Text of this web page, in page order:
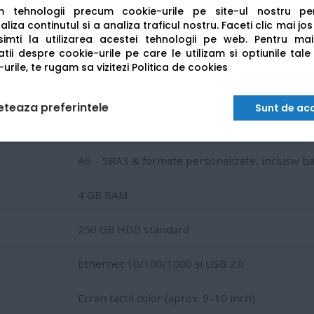
tehnologii precum cookie-urile pe site-ul nostru
continutul si a analiza traficul nostru. Faceti clic mai
la utilizarea acestei tehnologii pe web. Pentru
despre cookie-urile pe care le utilizam si optiunile tale
te rugam sa vizitezi Politica de cookies
preferintele Sunt de
1,200 × 1,200 dpi
Imprimare, copiere, scanare
Scanare duplex până la 160 ipm; scanare
Standard 1.150 coli; extensibilă până la 6.650
A6 – SRA3 & formate personalizate, inclusiv
4 GB RAM
250 GB HDD standard
Ethernet 10/100/1000 și USB 2.0
Ecran tactil color (aprox. 9–10 inch)